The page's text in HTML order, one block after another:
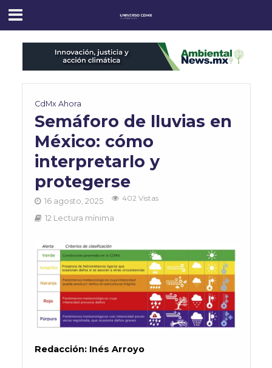
CdMx Ahora
Semáforo de lluvias en
México: cómo
interpretarlo y
protegerse
16 agosto, 2025 402 Vistas
12 Lectura mínima
Redacción: Inés Arroyo